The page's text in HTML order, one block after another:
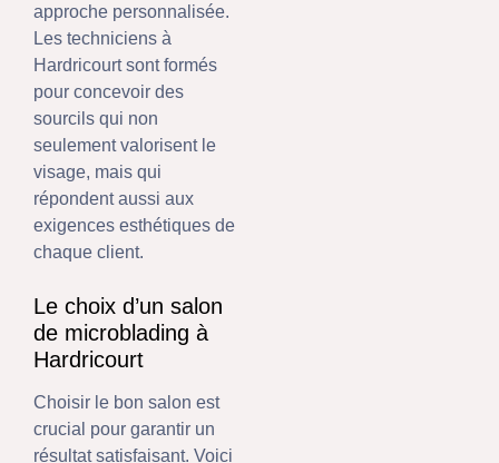
approche personnalisée.
Les techniciens à
Hardricourt sont formés
pour concevoir des
sourcils qui non
seulement valorisent le
visage, mais qui
répondent aussi aux
exigences esthétiques de
chaque client.
Le choix d’un salon
de microblading à
Hardricourt
Choisir le bon salon est
crucial pour garantir un
résultat satisfaisant. Voici